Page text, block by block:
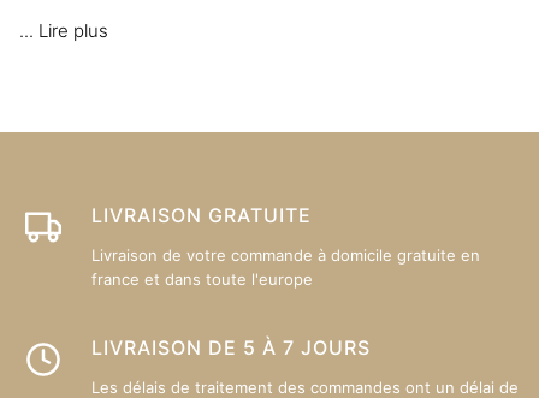
... Lire plus
LIVRAISON GRATUITE
Livraison de votre commande à domicile gratuite en
france et dans toute l'europe
LIVRAISON DE 5 À 7 JOURS
Les délais de traitement des commandes ont un délai de